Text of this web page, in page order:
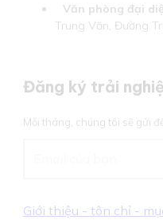
Văn phòng đại
Trung Văn, Đường
Đăng ký trải
Mỗi tháng, chúng tôi sẽ gửi
Giới thiệu - tôn chỉ -